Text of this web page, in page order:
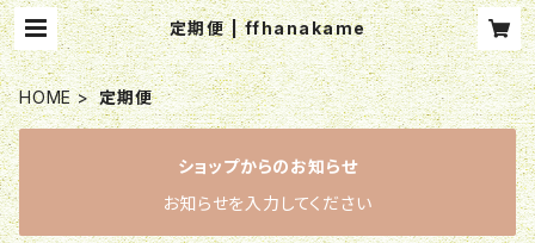
定期便 | ffhanakame
HOME 定期便
ショップからのお知らせ
お知らせを入力してください